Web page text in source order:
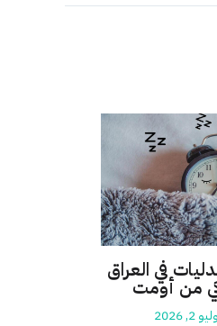
في العراق
من أومت
2, 2026